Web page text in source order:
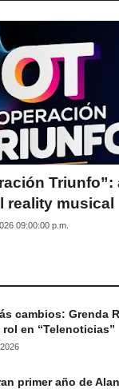
reality musical
09:00:00 p.m.
cambios: Grenda
rol en “Telenoticias”
primer año de